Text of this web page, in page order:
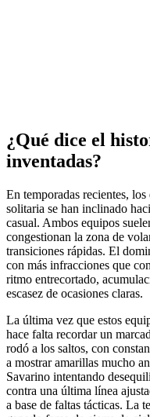
¿Qué dice el
inventadas?
En temporadas recientes,
solitaria se han inclinado
casual. Ambos equipos
congestionan la zona de
transiciones rápidas. El
con más infracciones que
ritmo entrecortado,
escasez de ocasiones claras.
La última vez que estos
hace falta recordar un
rodó a los saltos, con
a mostrar amarillas mucho
Savarino intentando
contra una última línea
a base de faltas tácticas. La